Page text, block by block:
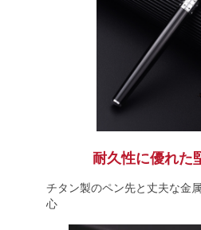
耐久性に優れた
チタン製のペン先と丈夫な金
心